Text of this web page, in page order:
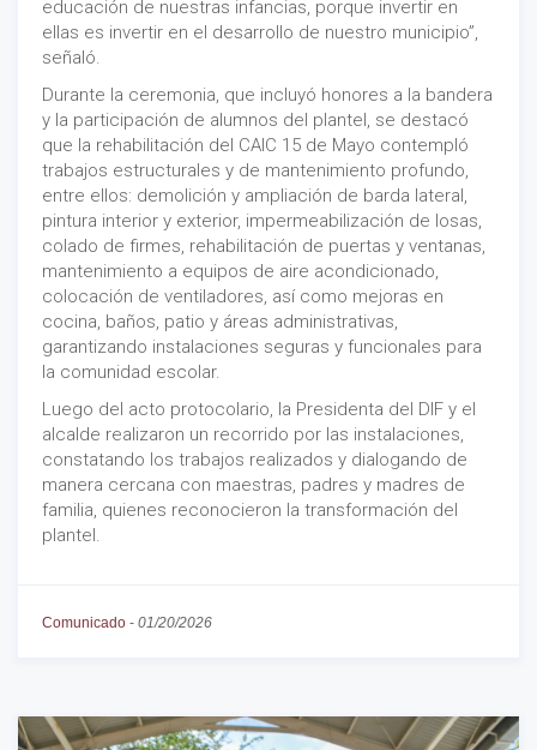
educación de nuestras infancias, porque invertir en
ellas es invertir en el desarrollo de nuestro municipio”,
señaló.
Durante la ceremonia, que incluyó honores a la bandera
y la participación de alumnos del plantel, se destacó
que la rehabilitación del CAIC 15 de Mayo contempló
trabajos estructurales y de mantenimiento profundo,
entre ellos: demolición y ampliación de barda lateral,
pintura interior y exterior, impermeabilización de losas,
colado de firmes, rehabilitación de puertas y ventanas,
mantenimiento a equipos de aire acondicionado,
colocación de ventiladores, así como mejoras en
cocina, baños, patio y áreas administrativas,
garantizando instalaciones seguras y funcionales para
la comunidad escolar.
Luego del acto protocolario, la Presidenta del DIF y el
alcalde realizaron un recorrido por las instalaciones,
constatando los trabajos realizados y dialogando de
manera cercana con maestras, padres y madres de
familia, quienes reconocieron la transformación del
plantel.
Comunicado - 01/20/2026